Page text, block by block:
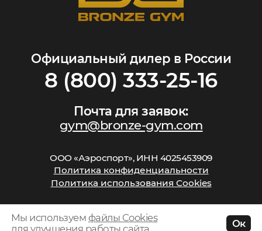
ООО «Аэроспорт», ИНН 4025453909
Политика конфиденциальности
Политика использования Cookies
Официальный дилер в России
8 (800) 333-25-16
Почта для заявок:
gym@bronze-gym.com
Мы используем файлы Cookies
Ок